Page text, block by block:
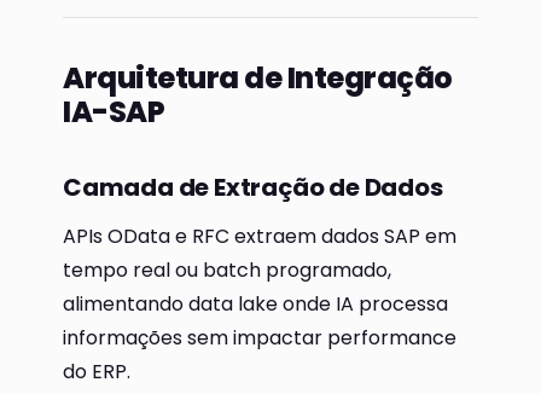
Arquitetura de Integração
IA-SAP
Camada de Extração de Dados
APIs OData e RFC extraem dados SAP em
tempo real ou batch programado,
alimentando data lake onde IA processa
informações sem impactar performance
do ERP.